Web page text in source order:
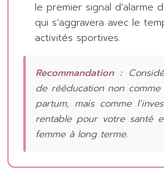
le premier signal d’alarme
qui s’aggravera avec le
activités sportives.
Recommandation :
de rééducation non
partum, mais comme
rentable pour votre santé
femme à long terme.